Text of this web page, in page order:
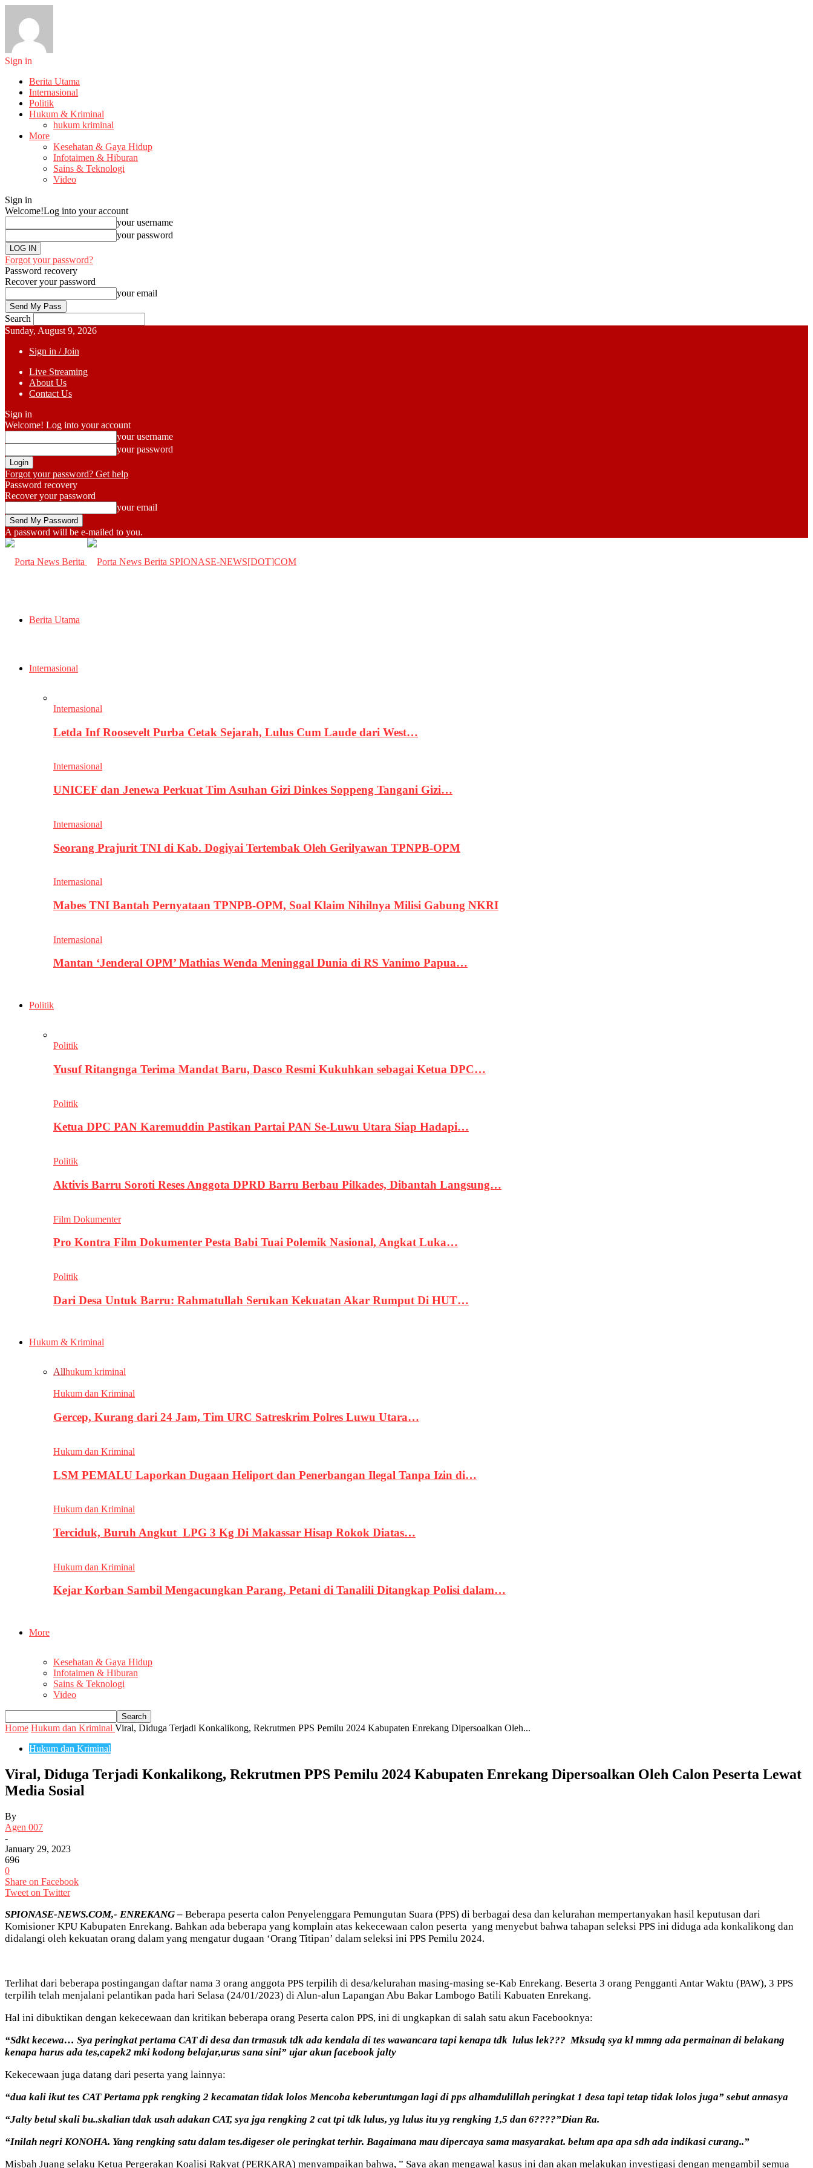
Sign in
Berita Utama
Internasional
Politik
Hukum & Kriminal
hukum kriminal
More
Kesehatan & Gaya Hidup
Infotaimen & Hiburan
Sains & Teknologi
Video
Sign in
Welcome!Log into your account
your username
your password
Forgot your password?
Password recovery
Recover your password
your email
Search
Sunday, August 9, 2026
Sign in / Join
Live Streaming
About Us
Contact Us
Sign in
Welcome! Log into your account
your username
your password
Forgot your password? Get help
Password recovery
Recover your password
your email
A password will be e-mailed to you.
SPIONASE-NEWS[DOT]COM
Berita Utama
Internasional
Internasional
Letda Inf Roosevelt Purba Cetak Sejarah, Lulus Cum Laude dari West…
Internasional
UNICEF dan Jenewa Perkuat Tim Asuhan Gizi Dinkes Soppeng Tangani Gizi…
Internasional
Seorang Prajurit TNI di Kab. Dogiyai Tertembak Oleh Gerilyawan TPNPB-OPM
Internasional
Mabes TNI Bantah Pernyataan TPNPB-OPM, Soal Klaim Nihilnya Milisi Gabung NKRI
Internasional
Mantan ‘Jenderal OPM’ Mathias Wenda Meninggal Dunia di RS Vanimo Papua…
Politik
Politik
Yusuf Ritangnga Terima Mandat Baru, Dasco Resmi Kukuhkan sebagai Ketua DPC…
Politik
Ketua DPC PAN Karemuddin Pastikan Partai PAN Se-Luwu Utara Siap Hadapi…
Politik
Aktivis Barru Soroti Reses Anggota DPRD Barru Berbau Pilkades, Dibantah Langsung…
Film Dokumenter
Pro Kontra Film Dokumenter Pesta Babi Tuai Polemik Nasional, Angkat Luka…
Politik
Dari Desa Untuk Barru: Rahmatullah Serukan Kekuatan Akar Rumput Di HUT…
Hukum & Kriminal
Allhukum kriminal
Hukum dan Kriminal
Gercep, Kurang dari 24 Jam, Tim URC Satreskrim Polres Luwu Utara…
Hukum dan Kriminal
LSM PEMALU Laporkan Dugaan Heliport dan Penerbangan Ilegal Tanpa Izin di…
Hukum dan Kriminal
Terciduk, Buruh Angkut LPG 3 Kg Di Makassar Hisap Rokok Diatas…
Hukum dan Kriminal
Kejar Korban Sambil Mengacungkan Parang, Petani di Tanalili Ditangkap Polisi dalam…
More
Kesehatan & Gaya Hidup
Infotaimen & Hiburan
Sains & Teknologi
Video
Home Hukum dan Kriminal Viral, Diduga Terjadi Konkalikong, Rekrutmen PPS Pemilu 2024 Kabupaten Enrekang Dipersoalkan Oleh...
Hukum dan Kriminal
Viral, Diduga Terjadi Konkalikong, Rekrutmen PPS Pemilu 2024 Kabupaten Enrekang Dipersoalkan Oleh Calon Peserta Lewat
Media Sosial
By
Agen 007
-
January 29, 2023
696
0
Share on Facebook
Tweet on Twitter
SPIONASE-NEWS.COM,- ENREKANG – Beberapa peserta calon Penyelenggara Pemungutan Suara (PPS) di berbagai desa dan kelurahan mempertanyakan hasil keputusan dari
Komisioner KPU Kabupaten Enrekang. Bahkan ada beberapa yang komplain atas kekecewaan calon peserta yang menyebut bahwa tahapan seleksi PPS ini diduga ada konkalikong dan
didalangi oleh kekuatan orang dalam yang mengatur dugaan ‘Orang Titipan’ dalam seleksi ini PPS Pemilu 2024.
Terlihat dari beberapa postingangan daftar nama 3 orang anggota PPS terpilih di desa/kelurahan masing-masing se-Kab Enrekang. Beserta 3 orang Pengganti Antar Waktu (PAW), 3 PPS
terpilih telah menjalani pelantikan pada hari Selasa (24/01/2023) di Alun-alun Lapangan Abu Bakar Lambogo Batili Kabuaten Enrekang.
Hal ini dibuktikan dengan kekecewaan dan kritikan beberapa orang Peserta calon PPS, ini di ungkapkan di salah satu akun Facebooknya:
“Sdkt kecewa… Sya peringkat pertama CAT di desa dan trmasuk tdk ada kendala di tes wawancara tapi kenapa tdk lulus lek??? Mksudq sya kl mmng ada permainan di belakang
kenapa harus ada tes,capek2 mki kodong belajar,urus sana sini” ujar akun facebook jalty
Kekecewaan juga datang dari peserta yang lainnya:
“dua kali ikut tes CAT Pertama ppk rengking 2 kecamatan tidak lolos Mencoba keberuntungan lagi di pps alhamdulillah peringkat 1 desa tapi tetap tidak lolos juga” sebut annasya
“Jalty betul skali bu..skalian tdak usah adakan CAT, sya jga rengking 2 cat tpi tdk lulus, yg lulus itu yg rengking 1,5 dan 6????”Dian Ra.
“Inilah negri KONOHA. Yang rengking satu dalam tes.digeser ole peringkat terhir. Bagaimana mau dipercaya sama masyarakat. belum apa apa sdh ada indikasi curang..”
Misbah Juang selaku Ketua Pergerakan Koalisi Rakyat (PERKARA) menyampaikan bahwa, ” Saya akan mengawal kasus ini dan akan melakukan investigasi dengan mengambil semua